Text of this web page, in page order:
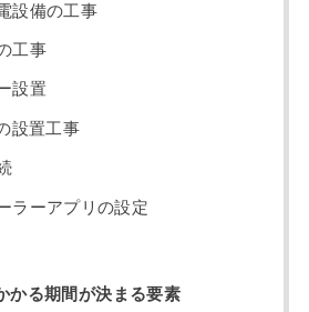
設備の工事
工事
設置
設置工事
ラーアプリの設定
かる期間が決まる要素